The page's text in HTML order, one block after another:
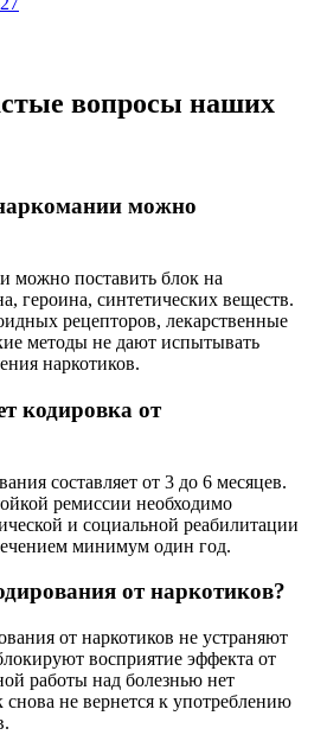
вопросы наших
можно
можно поставить блок на
героина, синтетических веществ.
рецепторов, лекарственные
методы не дают испытывать
наркотиков.
кодировка от
составляет от 3 до 6 месяцев.
ремиссии необходимо
и социальной реабилитации
минимум один год.
от наркотиков?
от наркотиков не устраняют
восприятие эффекта от
работы над болезнью нет
снова не вернется к употреблению